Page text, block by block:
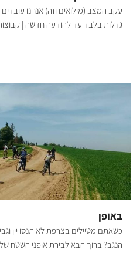
עקב המצב (מילואים וזה) אנחנו
לסטודיו שלנו במושב תקומה, בו אני
טכניקות שונות שתרכשו במהלך הסדנה
עץ לבחירה מתוך מוצרים שונים: מדפים
לאחסון, מתלים למפתחות, מוביילים,
ילדים ועוד. את המוצרים ניתן לקחת
באופן
כשאתם מטיילים בצרפת לא תנסו יין
הנגב? ברוך הבא לבירת אופני השטח